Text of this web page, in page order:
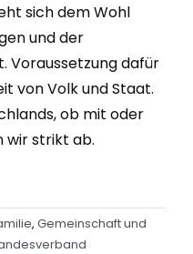
sich dem Wohl
und der
Voraussetzung dafür
von Volk und Staat.
ob mit oder
wir strikt ab.
, Gemeinschaft und